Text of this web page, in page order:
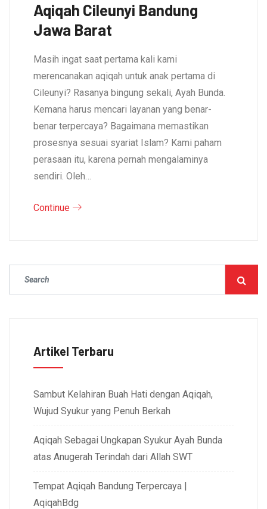
Aqiqah Cileunyi Bandung
Jawa Barat
Masih ingat saat pertama kali kami
merencanakan aqiqah untuk anak pertama di
Cileunyi? Rasanya bingung sekali, Ayah Bunda.
Kemana harus mencari layanan yang benar-
benar terpercaya? Bagaimana memastikan
prosesnya sesuai syariat Islam? Kami paham
perasaan itu, karena pernah mengalaminya
sendiri. Oleh…
Continue
Artikel Terbaru
Sambut Kelahiran Buah Hati dengan Aqiqah,
Wujud Syukur yang Penuh Berkah
Aqiqah Sebagai Ungkapan Syukur Ayah Bunda
atas Anugerah Terindah dari Allah SWT
Tempat Aqiqah Bandung Terpercaya |
AqiqahBdg